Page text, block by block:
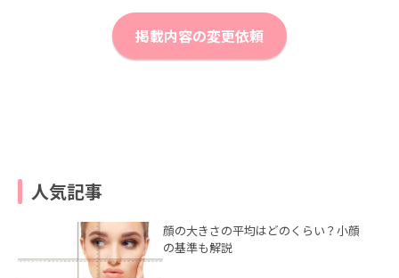
掲載内容の変更依頼
人気記事
顔の大きさの平均はどのくらい？小顔
の基準も解説